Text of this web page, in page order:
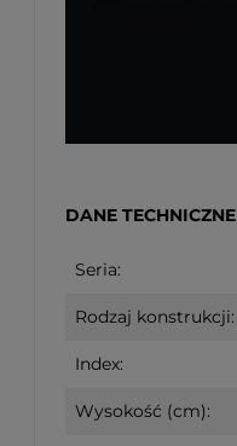
DANE TECHNICZNE
Seria:
Rodzaj konstrukcji:
Index:
Wysokość (cm):